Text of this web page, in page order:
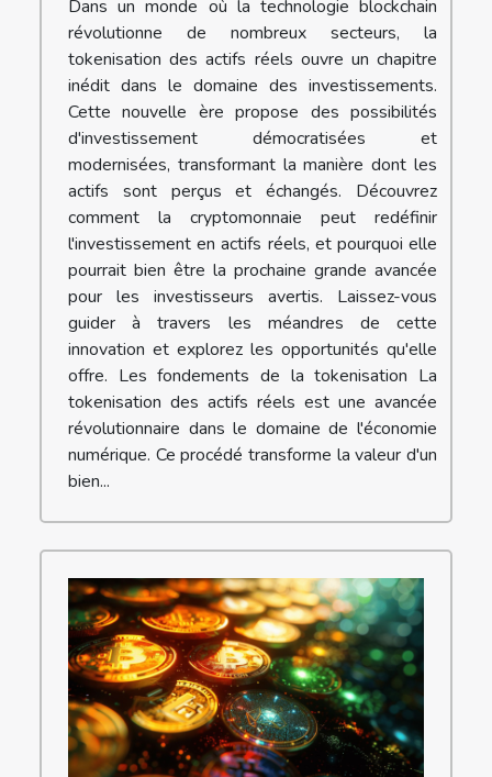
Dans un monde où la technologie blockchain
révolutionne de nombreux secteurs, la
tokenisation des actifs réels ouvre un chapitre
inédit dans le domaine des investissements.
Cette nouvelle ère propose des possibilités
d'investissement démocratisées et
modernisées, transformant la manière dont les
actifs sont perçus et échangés. Découvrez
comment la cryptomonnaie peut redéfinir
l'investissement en actifs réels, et pourquoi elle
pourrait bien être la prochaine grande avancée
pour les investisseurs avertis. Laissez-vous
guider à travers les méandres de cette
innovation et explorez les opportunités qu'elle
offre. Les fondements de la tokenisation La
tokenisation des actifs réels est une avancée
révolutionnaire dans le domaine de l'économie
numérique. Ce procédé transforme la valeur d'un
bien...